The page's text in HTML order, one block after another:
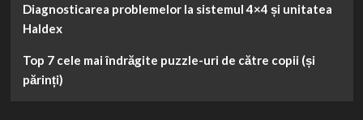
Diagnosticarea problemelor la sistemul 4×4 și unitatea
Haldex
Top 7 cele mai îndrăgite puzzle-uri de către copii (și
părinți)